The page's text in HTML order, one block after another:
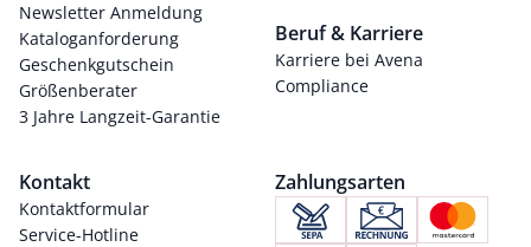
Newsletter Anmeldung
Kataloganforderung
Geschenkgutschein
Größenberater
3 Jahre Langzeit-Garantie
Beruf & Karriere
Karriere bei Avena
Compliance
Kontakt
Kontaktformular
Service-Hotline
Zahlungsarten